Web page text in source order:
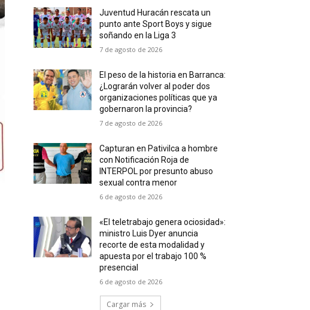
Juventud Huracán rescata un
punto ante Sport Boys y sigue
soñando en la Liga 3
7 de agosto de 2026
El peso de la historia en Barranca:
¿Lograrán volver al poder dos
organizaciones políticas que ya
gobernaron la provincia?
7 de agosto de 2026
Capturan en Pativilca a hombre
con Notificación Roja de
INTERPOL por presunto abuso
sexual contra menor
6 de agosto de 2026
«El teletrabajo genera ociosidad»:
ministro Luis Dyer anuncia
recorte de esta modalidad y
apuesta por el trabajo 100 %
presencial
6 de agosto de 2026
Cargar más